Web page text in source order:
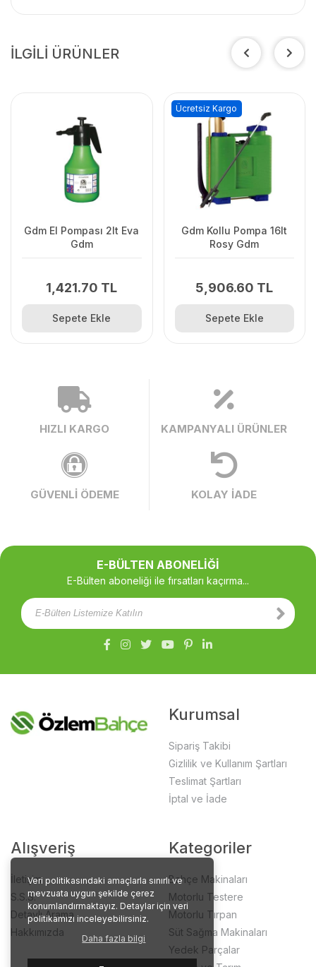
Veri politikasındaki amaçlarla sınırlı ve
mevzuata uygun şekilde çerez
konumlandırmaktayız. Detaylar için veri
politikamızı inceleyebilirsiniz.
Daha fazla bilgi
İLGİLİ ÜRÜNLER
Gdm El Pompası 2lt Eva
Gdm
1,421.70 TL
Sepete Ekle
Gdm Kollu Pompa 16lt
Rosy Gdm
5,906.60 TL
Ücretsiz Kargo
Sepete Ekle
HIZLI KARGO KAMPANYALI ÜRÜNLER
GÜVENLİ ÖDEME KOLAY İADE
E-BÜLTEN ABONELİĞİ
E-Bülten aboneliği ile fırsatları kaçırma...
Kurumsal
Sipariş Takibi
Gizlilik ve Kullanım Şartları
Teslimat Şartları
İptal ve İade
Alışveriş
İletişim
S.S.S.
Detaylı Arama
Hakkımızda
Kategoriler
Bahçe Makinaları
Motorlu Testere
Motorlu Tırpan
Süt Sağma Makinaları
Yedek Parçalar